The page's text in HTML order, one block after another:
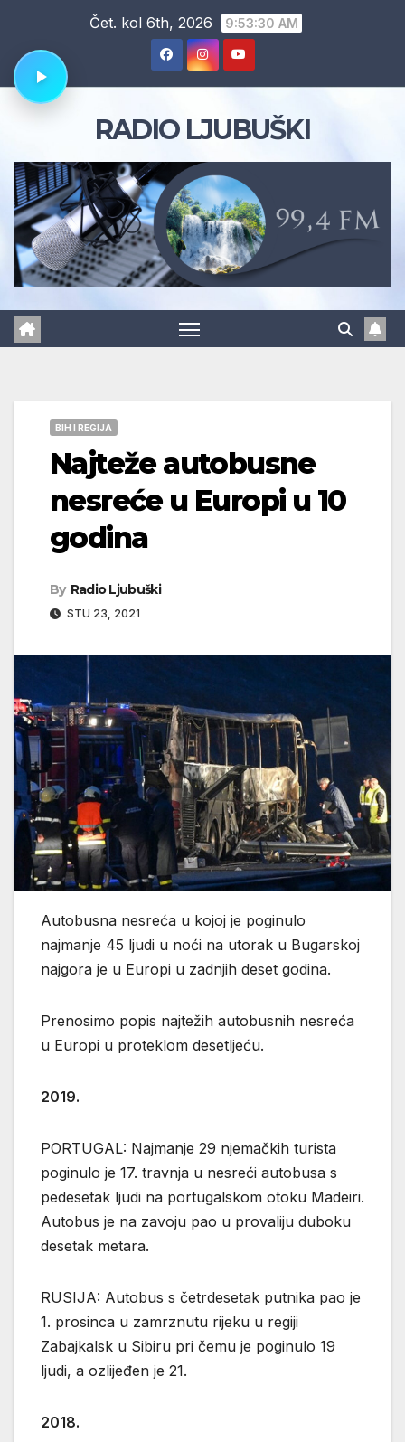
content
Čet. kol 6th, 2026 9:53:31 AM
RADIO LJUBUŠKI
BIH I REGIJA
Najteže autobusne
nesreće u Europi u 10
godina
By Radio Ljubuški
STU 23, 2021
Autobusna nesreća u kojoj je poginulo
najmanje 45 ljudi u noći na utorak u Bugarskoj
najgora je u Europi u zadnjih deset godina.
Prenosimo popis najtežih autobusnih nesreća
u Europi u proteklom desetljeću.
2019.
PORTUGAL: Najmanje 29 njemačkih turista
poginulo je 17. travnja u nesreći autobusa s
pedesetak ljudi na portugalskom otoku Madeiri.
Autobus je na zavoju pao u provaliju duboku
desetak metara.
RUSIJA: Autobus s četrdesetak putnika pao je
1. prosinca u zamrznutu rijeku u regiji
Zabajkalsk u Sibiru pri čemu je poginulo 19
ljudi, a ozlijeđen je 21.
2018.